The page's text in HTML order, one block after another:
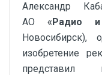
Александр
АО «Радио и
Новосибирск),
изобретение
представил